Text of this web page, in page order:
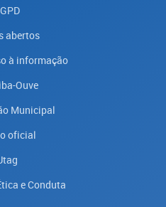
abertos
à informação
Ouve
Municipal
oficial
e Conduta